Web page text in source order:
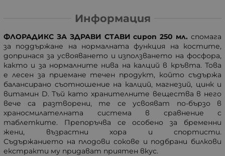
Информация
ФЛОРАДИКС ЗА ЗДРАВИ СТАВИ сироп 250 мл. спомага
за поддържане на нормалната функция на костите,
допринася за усвояването и използването на фосфора,
както и за нормалните нива на калций в кръвта. Това
е лесен за приемане течен продукт, който съдържа
балансирано съотношение на калций, магнезий, цинк и
витамин D. Тъй като хранителните вещества в него
вече са разтворени, те се усвояват по-бързо в
храносмилателната система в сравнение с
таблетките. Препоръчва се особено за бременни
жени, възрастни хора и спортисти.
Съдържанието на плодови сокове и подбрани билкови
екстракти му придават приятен вкус.